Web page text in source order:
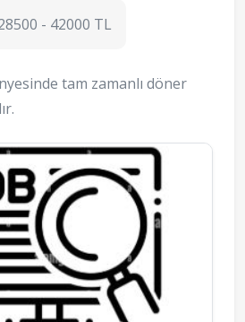
- 42000 TL
tam zamanlı döner